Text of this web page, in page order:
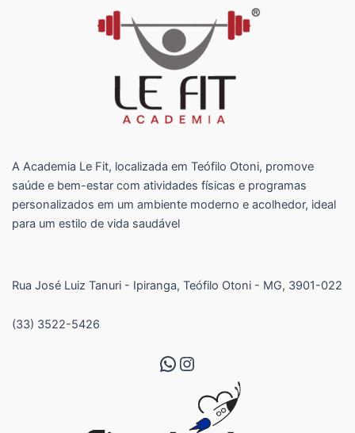
A Academia Le Fit, localizada em Teófilo Otoni, promove
saúde e bem-estar com atividades físicas e programas
personalizados em um ambiente moderno e acolhedor, ideal
para um estilo de vida saudável
Rua José Luiz Tanuri - Ipiranga, Teófilo Otoni - MG, 3901-022
(33) 3522-5426